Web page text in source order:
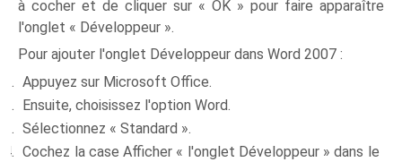
à cocher et de cliquer sur « OK » pour faire apparaître
l'onglet « Développeur ».
Pour ajouter l'onglet Développeur dans Word 2007 :
Appuyez sur Microsoft Office.
Ensuite, choisissez l'option Word.
Sélectionnez « Standard ».
Cochez la case Afficher « l'onglet Développeur » dans le